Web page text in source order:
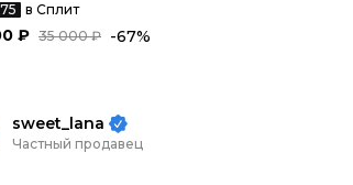
в Сплит
35 000 ₽
₽ -67%
sweet_lana
Частный продавец